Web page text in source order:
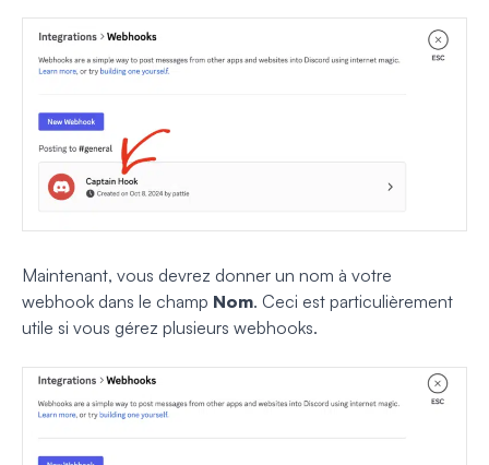
Maintenant, vous devrez donner un nom à votre
webhook dans le champ Nom. Ceci est particulièrement
utile si vous gérez plusieurs webhooks.